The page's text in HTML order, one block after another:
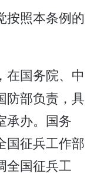
按照本条例的
国务院、中
防部负责，具
承办。国务
国征兵工作部
全国征兵工